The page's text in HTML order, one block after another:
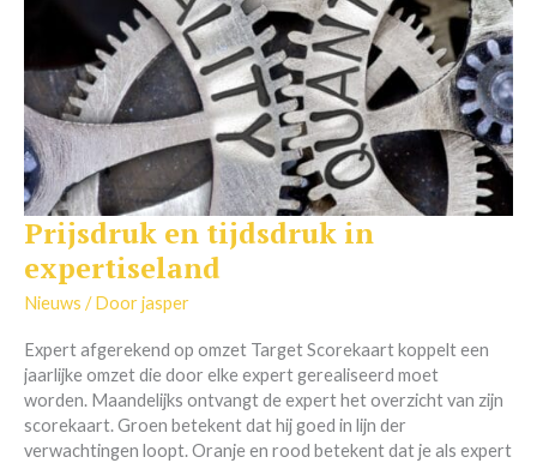
Prijsdruk en tijdsdruk in
expertiseland
Nieuws / Doorjasper
Expert afgerekend op omzet Target Scorekaart koppelt een
jaarlijke omzet die door elke expert gerealiseerd moet
worden. Maandelijks ontvangt de expert het overzicht van zijn
scorekaart. Groen betekent dat hij goed in lijn der
verwachtingen loopt. Oranje en rood betekent dat je als expert
Prijsdruk
tijdsdruk
in